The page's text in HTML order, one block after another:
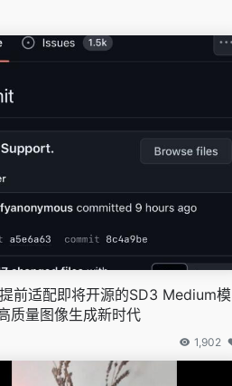
前适配即将开源的SD3 Medium模
质量图像生成新时代
1,902